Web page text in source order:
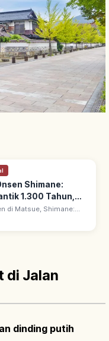
Shimane:
1.300 Tahun,
di Matsue, Shimane:
tahun, dijuluki 'onsen
di Jalan
dinding putih